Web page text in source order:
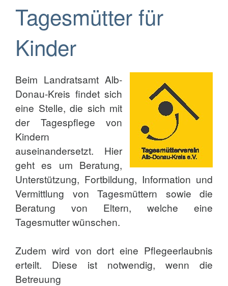
Tagesmütter für
Kinder
Beim Landratsamt Alb-
Donau-Kreis findet sich
eine Stelle, die sich mit
der Tagespflege von
Kindern
auseinandersetzt. Hier
geht es um Beratung,
Unterstützung, Fortbildung, Information und
Vermittlung von Tagesmüttern sowie die
Beratung von Eltern, welche eine
Tagesmutter wünschen.
Zudem wird von dort eine Pflegeerlaubnis
erteilt. Diese ist notwendig, wenn die
Betreuung